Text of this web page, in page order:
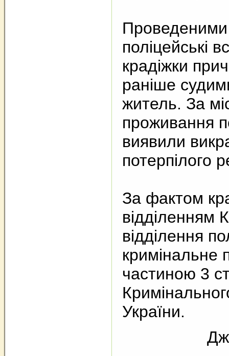
поліцейські
крадіжки
раніше
житель. За
проживання
виявили
потерпілого
За фактом
відділенням
відділення
кримінальне
частиною 3
України.